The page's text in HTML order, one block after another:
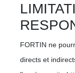
FORTIN ne
directs et